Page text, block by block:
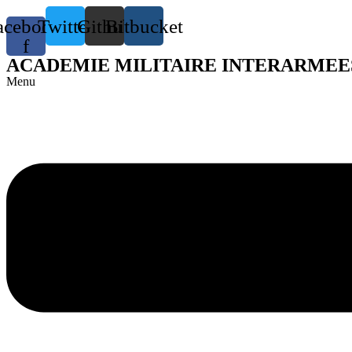
f
TwitterGithubBitbucket
ACADEMIE MILITAIRE
Menu